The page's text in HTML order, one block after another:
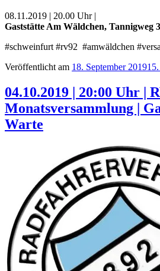
08.11.2019 | 20.00 Uhr |
Gaststätte Am Wäldchen, Tannigweg
‪#schweinfurt #rv92 #amwäldchen
Veröffentlicht am 18. September 2019
04.10.2019 | 20:00 Uhr |
Monatsversammlung |
Warte